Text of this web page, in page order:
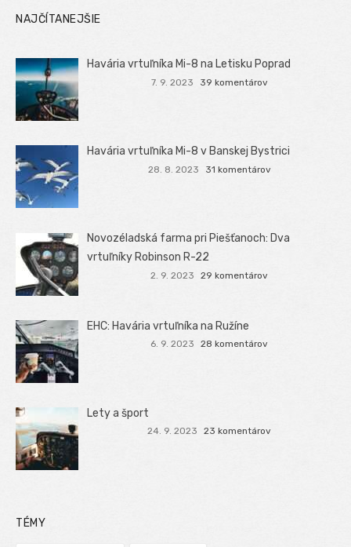
NAJČÍTANEJŠIE
Havária vrtuľníka Mi-8 na Letisku Poprad
7. 9. 2023 39 komentárov
Havária vrtuľníka Mi-8 v Banskej Bystrici
28. 8. 2023 31 komentárov
Novozéladská farma pri Piešťanoch: Dva
vrtuľníky Robinson R-22
2. 9. 2023 29 komentárov
EHC: Havária vrtuľníka na Ružíne
6. 9. 2023 28 komentárov
Lety a šport
24. 9. 2023 23 komentárov
TÉMY